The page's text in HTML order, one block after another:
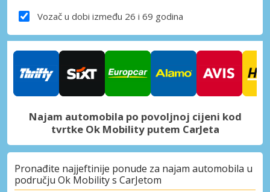
Vozač u dobi između 26 i 69 godina
Najam automobila po povoljnoj cijeni kod
tvrtke Ok Mobility putem CarJeta
Pronađite najjeftinije ponude za najam automobila u
području Ok Mobility s CarJetom